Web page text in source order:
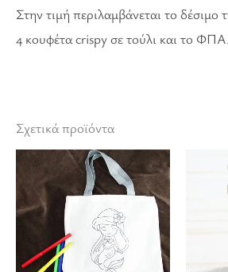
Στην τιμή περιλαμβάνεται το δέσιμο
4 κουφέτα crispy σε τούλι και το ΦΠΑ.
Σχετικά προϊόντα